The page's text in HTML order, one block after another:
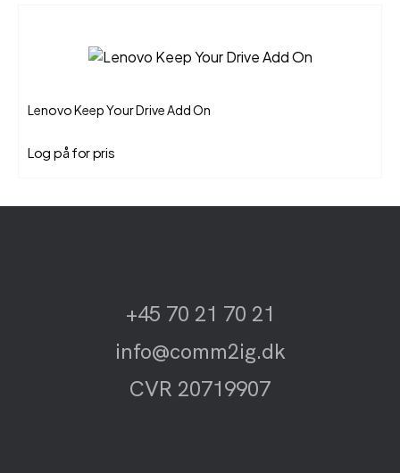
Lenovo Keep Your Drive Add On
Log på for pris
+45 70 21 70 21
info@comm2ig.dk
CVR 20719907